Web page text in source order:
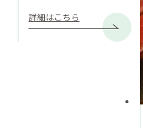
詳細はこちら